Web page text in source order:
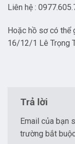
Liên hệ :
Hoặc hồ sơ có
16/12/1 Lê Trọng
Trả lời
Email của bạn
trường bắt